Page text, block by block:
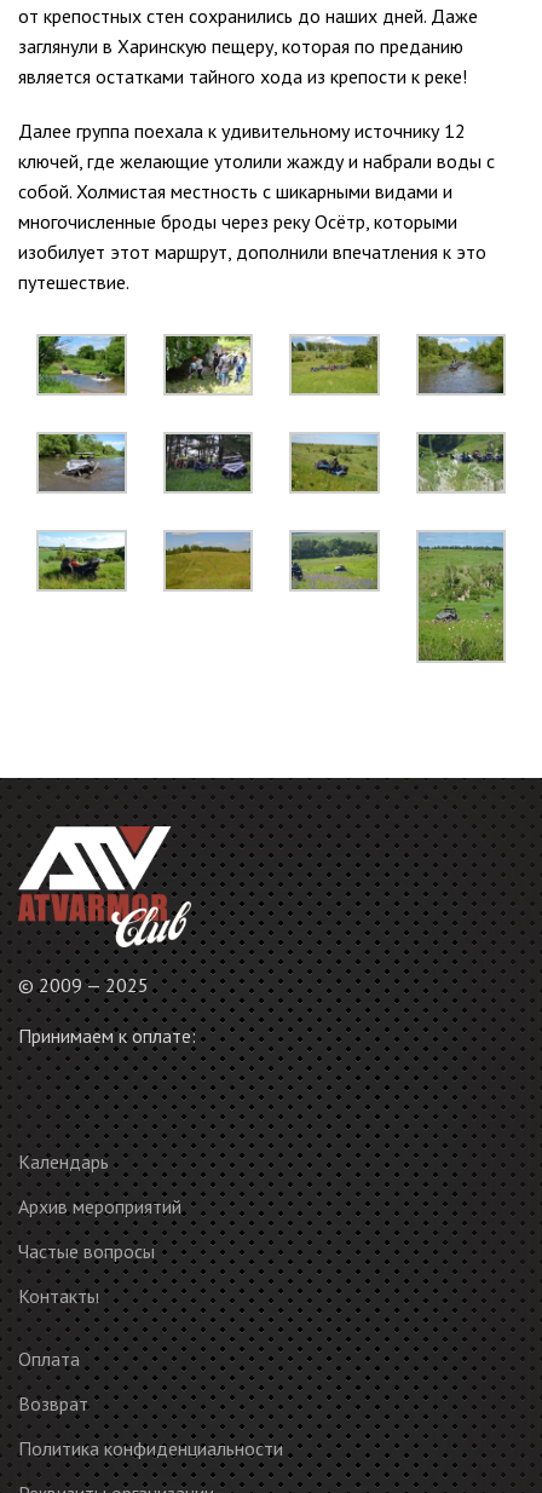
от крепостных стен сохранились до наших дней. Даже
заглянули в Харинскую пещеру, которая по преданию
является остатками тайного хода из крепости к реке!
Далее группа поехала к удивительному источнику 12
ключей, где желающие утолили жажду и набрали воды с
собой. Холмистая местность с шикарными видами и
многочисленные броды через реку Осётр, которыми
изобилует этот маршрут, дополнили впечатления к это
путешествие.
© 2009 — 2025
Принимаем к оплате:
Календарь
Архив мероприятий
Частые вопросы
Контакты
Оплата
Возврат
Политика конфиденциальности